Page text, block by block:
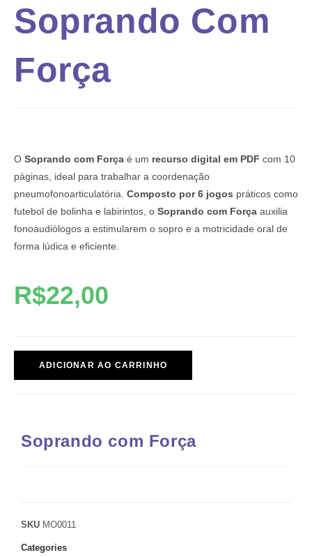
Soprando Com
Força
O Soprando com Força é um recurso digital em PDF com 10
páginas, ideal para trabalhar a coordenação
pneumofonoarticulatória. Composto por 6 jogos práticos como
futebol de bolinha e labirintos, o Soprando com Força auxilia
fonoaudiólogos a estimularem o sopro e a motricidade oral de
forma lúdica e eficiente.
R$22,00
ADICIONAR AO CARRINHO
Soprando com Força
SKU MO0011
Categories